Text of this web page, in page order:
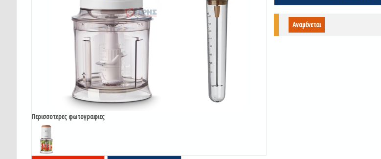
Περισσοτερες φωτογραφιες
Αναμένεται